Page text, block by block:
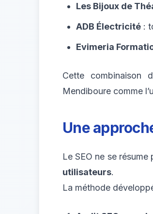
Les Bijoux de
ADB Électricité :
Evimeria
Cette combinaison
Mendiboure comme
Une
Le SEO ne se
utilisateurs.
La méthode